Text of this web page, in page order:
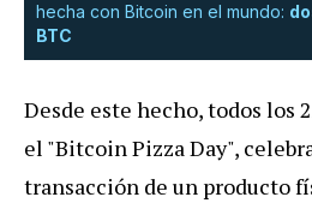
hecha con Bitcoin en el mundo:
BTC
Desde este hecho, todos los
el "Bitcoin Pizza Day",
transacción de un producto